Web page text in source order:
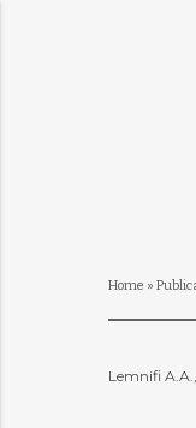
Home »
Lemnifi